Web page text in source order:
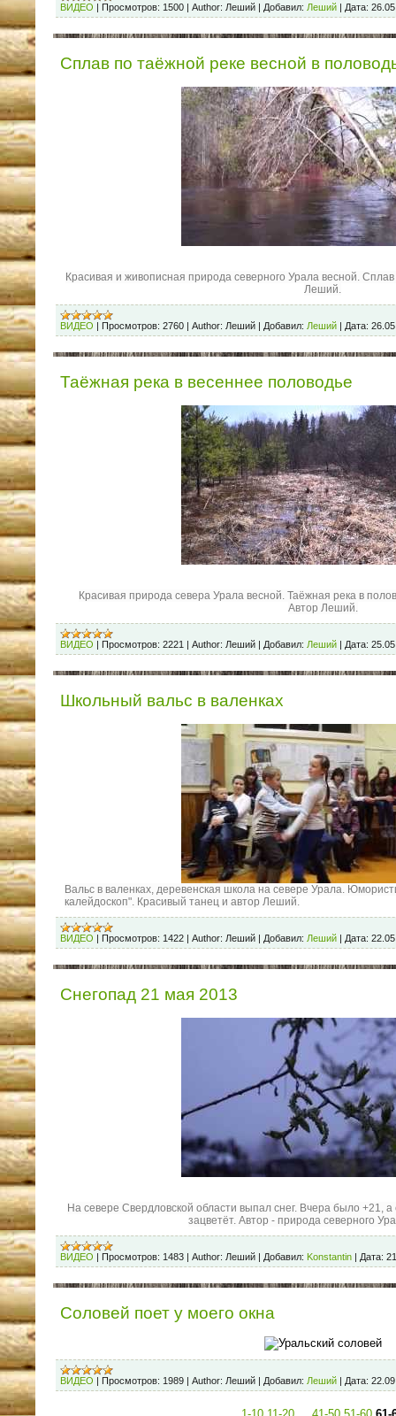
ВИДЕО | Просмотров: 1500 | Author: Леший | Добавил: Леший | Дата:
Сплав по таёжной реке весной в
Красивая и живописная природа северного Урала весной.
Леший.
ВИДЕО | Просмотров: 2760 | Author: Леший | Добавил: Леший | Дата:
Таёжная река в весеннее половодье
Красивая природа севера Урала весной. Таёжная река в
Автор Леший.
ВИДЕО | Просмотров: 2221 | Author: Леший | Добавил: Леший | Дата:
Школьный вальс в валенках
Вальс в валенках, деревенская школа на севере Урала.
калейдоскоп". Красивый танец и автор Леший.
ВИДЕО | Просмотров: 1422 | Author: Леший | Добавил: Леший | Дата:
Снегопад 21 мая 2013
На севере Свердловской области выпал снег. Вчера было +21, а
зацветёт. Автор - природа северного
ВИДЕО | Просмотров: 1483 | Author: Леший | Добавил: Konstantin | Дата:
Соловей поет у моего окна
ВИДЕО | Просмотров: 1989 | Author: Леший | Добавил: Леший | Дата: